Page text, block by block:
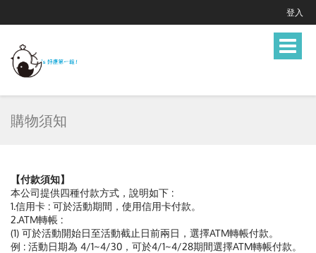
登入
Toggle
購物須知
【付款須知】
本公司提供四種付款方式，說明如下 :
1.信用卡 : 可於活動期間，使用信用卡付款。
2.ATM轉帳 :
(1) 可於活動開始日至活動截止日前兩日，選擇ATM轉帳付款。
例 : 活動日期為 4/1~4/30，可於4/1~4/28期間選擇ATM轉帳付款。